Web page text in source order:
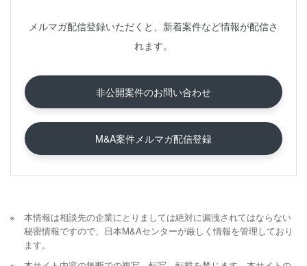
メルマガ配信登録いただくと、新着案件など情報が配信さ
れます。
非公開案件のお問い合わせ
M&A案件メルマガ配信登録
本情報は相談先の企業にとりましては絶対に漏洩されてはならない
秘密情報ですので、日本M&Aセンターが厳しく情報を管理しており
ます。